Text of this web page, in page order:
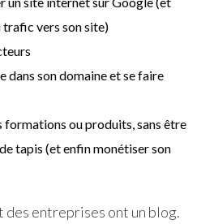
trafic vers son site)
dans son domaine et se faire
formations ou produits, sans être
tapis (et enfin monétiser son
des entreprises ont un blog.